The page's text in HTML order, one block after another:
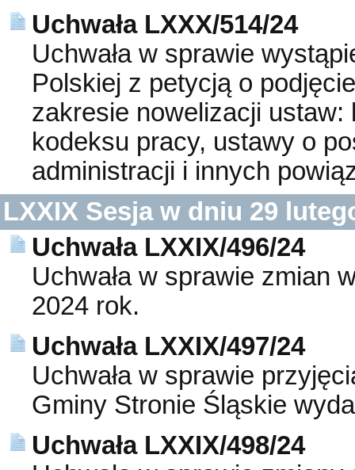
Uchwała LXXX/514/24
Uchwała w sprawie
Polskiej z petycją o
zakresie nowelizacji
kodeksu pracy, ustawy o
administracji i innych
LXXIX Sesja w dniu 29
Uchwała LXXIX/496/24
Uchwała w sprawie zmian
2024 rok.
Uchwała LXXIX/497/24
Uchwała w sprawie
Gminy Stronie Śląskie
Uchwała LXXIX/498/24